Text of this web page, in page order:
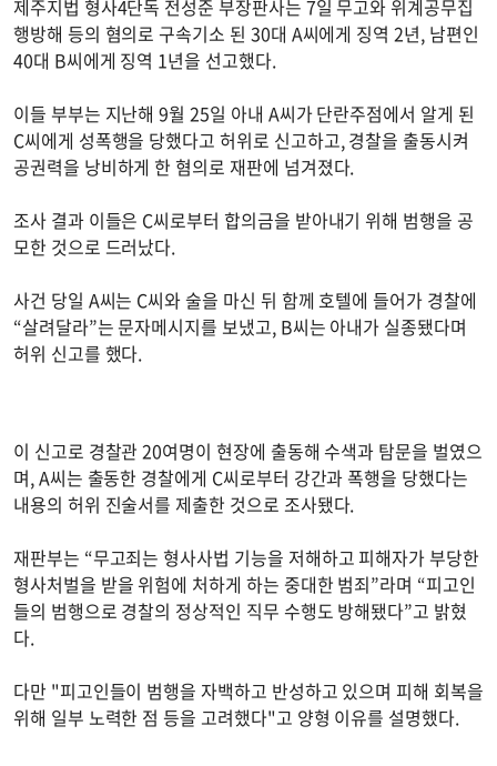
제주지법 형사4단독 전성준 부장판사는 7일 무고와 위계공무집
행방해 등의 혐의로 구속기소 된 30대 A씨에게 징역 2년, 남편인
40대 B씨에게 징역 1년을 선고했다.
이들 부부는 지난해 9월 25일 아내 A씨가 단란주점에서 알게 된
C씨에게 성폭행을 당했다고 허위로 신고하고, 경찰을 출동시켜
공권력을 낭비하게 한 혐의로 재판에 넘겨졌다.
조사 결과 이들은 C씨로부터 합의금을 받아내기 위해 범행을 공
모한 것으로 드러났다.
사건 당일 A씨는 C씨와 술을 마신 뒤 함께 호텔에 들어가 경찰에
“살려달라”는 문자메시지를 보냈고, B씨는 아내가 실종됐다며
허위 신고를 했다.
이 신고로 경찰관 20여명이 현장에 출동해 수색과 탐문을 벌였으
며, A씨는 출동한 경찰에게 C씨로부터 강간과 폭행을 당했다는
내용의 허위 진술서를 제출한 것으로 조사됐다.
재판부는 “무고죄는 형사사법 기능을 저해하고 피해자가 부당한
형사처벌을 받을 위험에 처하게 하는 중대한 범죄”라며 “피고인
들의 범행으로 경찰의 정상적인 직무 수행도 방해됐다”고 밝혔
다.
다만 "피고인들이 범행을 자백하고 반성하고 있으며 피해 회복을
위해 일부 노력한 점 등을 고려했다"고 양형 이유를 설명했다.